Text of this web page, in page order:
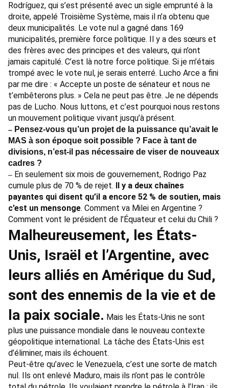
Rodríguez, qui s’est présenté avec un sigle emprunté à la
droite, appelé Troisième Système, mais il n’a obtenu que
deux municipalités. Le vote nul a gagné dans 169
municipalités, première force politique. Il y a des sœurs et
des frères avec des principes et des valeurs, qui n’ont
jamais capitulé. C’est là notre force politique. Si je m’étais
trompé avec le vote nul, je serais enterré. Lucho Arce a fini
par me dire : « Accepte un poste de sénateur et nous ne
t’embêterons plus. » Cela ne peut pas être. Je ne dépends
pas de Lucho. Nous luttons, et c’est pourquoi nous restons
un mouvement politique vivant jusqu’à présent.
– Pensez-vous qu’un projet de la puissance qu’avait le
MAS à son époque soit possible ? Face à tant de
divisions, n’est-il pas nécessaire de viser de nouveaux
cadres ?
– En seulement six mois de gouvernement, Rodrigo Paz
cumule plus de 70 % de rejet.
Il y a deux chaînes
payantes qui disent qu’il a encore 52 % de soutien, mais
c’est un mensonge. Comment va Milei en Argentine ?
Comment vont le président de l’Équateur et celui du Chili ?
Malheureusement, les États-
Unis, Israël et l’Argentine, avec
leurs alliés en Amérique du Sud,
sont des ennemis de la vie et de
la paix sociale. Mais les États-Unis ne sont
plus une puissance mondiale dans le nouveau contexte
géopolitique international. La tâche des États-Unis est
d’éliminer, mais ils échouent.
Peut-être qu’avec le Venezuela, c’est une sorte de match
nul. Ils ont enlevé Maduro, mais ils n’ont pas le contrôle